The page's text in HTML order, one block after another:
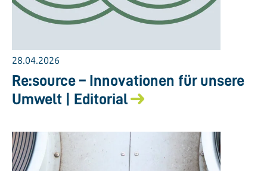
28.04.2026
Re:source – Innovationen für unsere
Umwelt | Editorial